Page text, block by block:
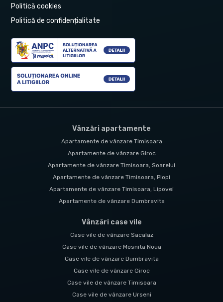
Politică cookies
Politică de confidențialitate
Vânzări apartamente
Apartamente de vânzare Timisoara
Apartamente de vânzare Giroc
Apartamente de vânzare Timisoara, Soarelui
Apartamente de vânzare Timisoara, Plopi
Apartamente de vânzare Timisoara, Lipovei
Apartamente de vânzare Dumbravita
Vânzări case vile
Case vile de vânzare Sacalaz
Case vile de vânzare Mosnita Noua
Case vile de vânzare Dumbravita
Case vile de vânzare Giroc
Case vile de vânzare Timisoara
Case vile de vânzare Urseni